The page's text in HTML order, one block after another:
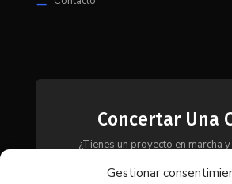
Gestionar
Concertar Una
¿Tienes un proyecto en marcha
contacto con nosotros y te